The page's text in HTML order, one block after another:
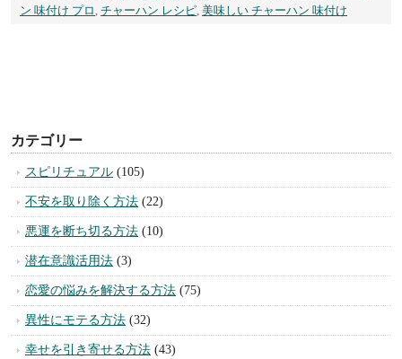
ン 味付け プロ , チャーハン レシピ, 美味しい チャーハン 味付け
カテゴリー
スピリチュアル (105)
不安を取り除く方法 (22)
悪運を断ち切る方法 (10)
潜在意識活用法 (3)
恋愛の悩みを解決する方法 (75)
異性にモテる方法 (32)
幸せを引き寄せる方法 (43)